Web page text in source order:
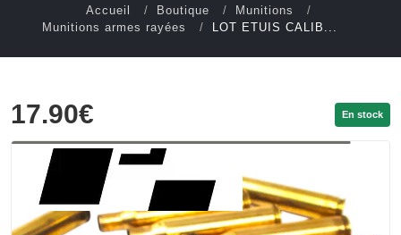
Accueil Boutique
Munitions
Munitions armes rayées
LOT ETUIS CALIB...
17.90€ En stock